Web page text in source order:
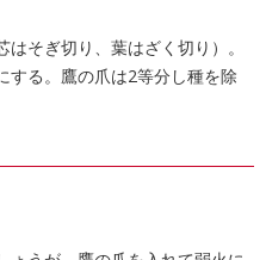
そぎ切り、葉はざく切り）。
する。鷹の爪は2等分し種を除